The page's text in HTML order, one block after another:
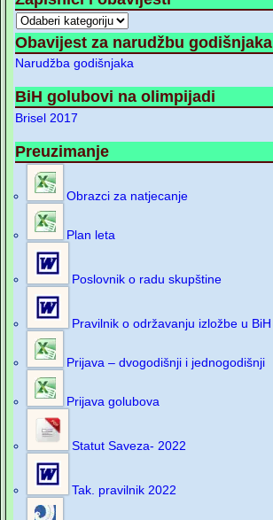
Obavijest za narudžbu godišnjaka
Narudžba godišnjaka
BiH golubovi na olimpijadi
Brisel 2017
Preuzimanje
Obrazci za natjecanje
Plan leta
Poslovnik o radu skupštine
Pravilnik o održavanju izložbe u BiH
Prijava – dvogodišnji i jednogodišnji
Prijava golubova
Statut Saveza- 2022
Tak. pravilnik 2022